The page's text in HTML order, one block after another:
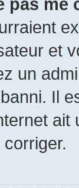
et
un
Il
corriger.